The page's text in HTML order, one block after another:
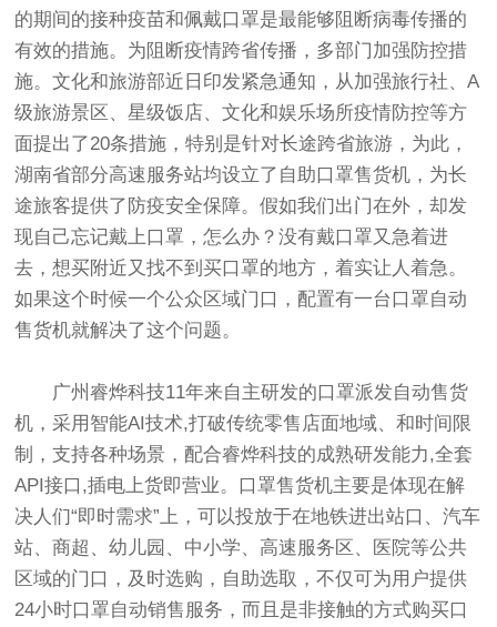
的期间的接种疫苗和佩戴口罩是最能够阻断病毒传播的
有效的措施。为阻断疫情跨省传播，多部门加强防控措
施。文化和旅游部近日印发紧急通知，从加强旅行社、A
级旅游景区、星级饭店、文化和娱乐场所疫情防控等方
面提出了20条措施，特别是针对长途跨省旅游，为此，
湖南省部分高速服务站均设立了自助口罩售货机，为长
途旅客提供了防疫安全保障。假如我们出门在外，却发
现自己忘记戴上口罩，怎么办？没有戴口罩又急着进
去，想买附近又找不到买口罩的地方，着实让人着急。
如果这个时候一个公众区域门口，配置有一台口罩自动
售货机就解决了这个问题。
广州睿烨科技11年来自主研发的口罩派发自动售货
机，采用智能AI技术,打破传统零售店面地域、和时间限
制，支持各种场景，配合睿烨科技的成熟研发能力,全套
API接口,插电上货即营业。口罩售货机主要是体现在解
决人们“即时需求”上，可以投放于在地铁进出站口、汽车
站、商超、幼儿园、中小学、高速服务区、医院等公共
区域的门口，及时选购，自助选取，不仅可为用户提供
24小时口罩自动销售服务，而且是非接触的方式购买口